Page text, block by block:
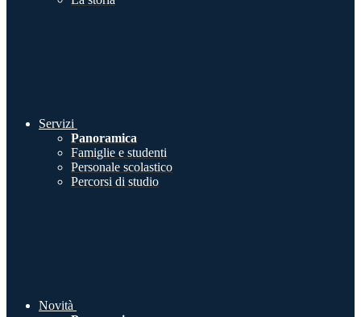
Servizi
Panoramica
Famiglie e studenti
Personale scolastico
Percorsi di studio
Novità